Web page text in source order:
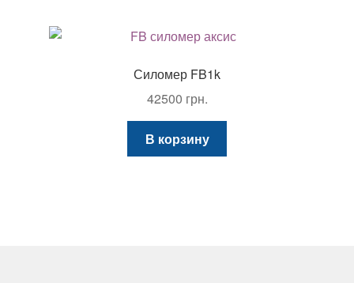
Силомер FB1k
42500 грн.
В корзину